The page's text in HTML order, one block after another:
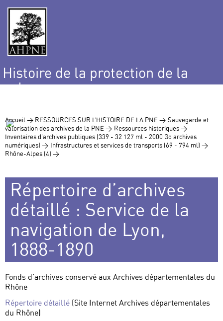
Histoire de la protection de la
nature
Accueil > RESSOURCES SUR L’HISTOIRE DE LA PNE > Sauvegarde et
valorisation des archives de la PNE > Ressources historiques >
Inventaires d’archives publiques (339 - 32 127 ml - 2000 Go archives
numériques) > Infrastructures et services de transports (69 - 794 ml) >
Rhône-Alpes (4) >
Répertoire d’archives
détaillé : Service de la
navigation de Lyon,
1888-1890
Fonds d’archives conservé aux Archives départementales du
Rhône
Répertoire détaillé (Site Internet Archives départementales
du Rhône)